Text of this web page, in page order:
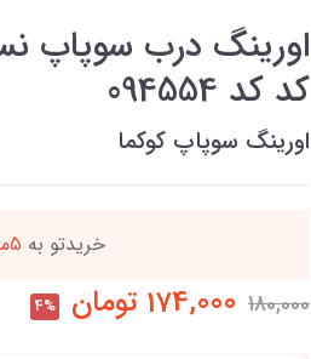
کد کد 094554
اورینگ سوپاپ کوکما
خریدتو به 5میلیون
180,000
174,000 تومان 4%